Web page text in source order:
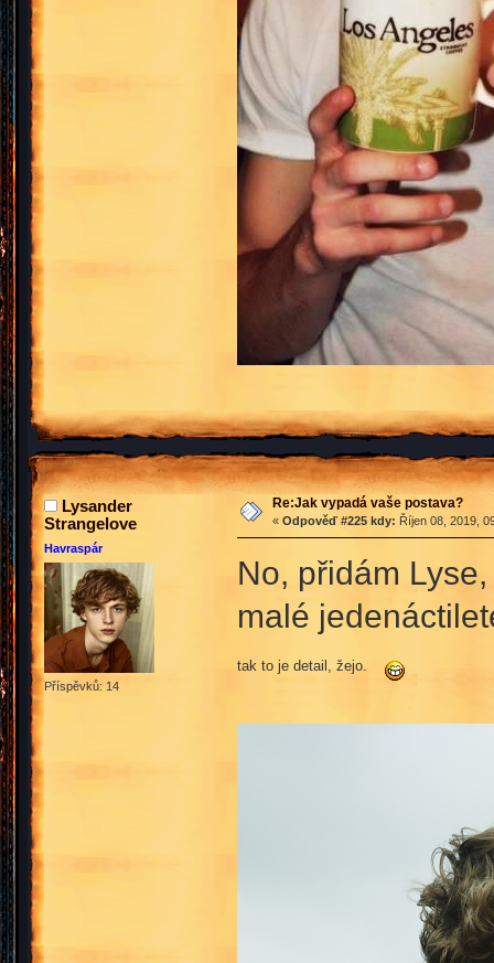
Lysander
Strangelove
Havraspár
Příspěvků: 14
Re:Jak vypadá vaše postava?
« Odpověď #225 kdy: Říjen 08, 2019,
No, přidám
malé
tak to je detail, žejo.